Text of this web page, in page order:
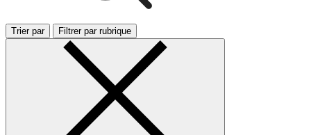
Trier par Filtrer par rubrique